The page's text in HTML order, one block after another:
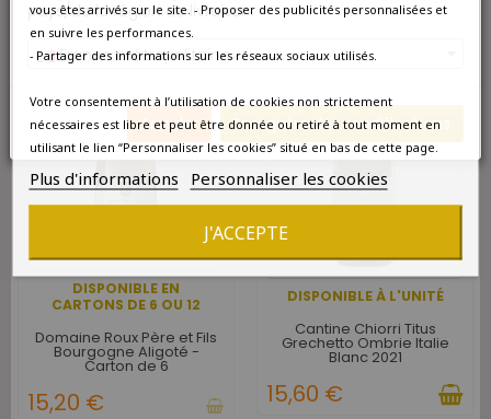
pays/de la région de livraison.
France métropolitaine
Annuler Enregistrer les modifications
DISPONIBLE EN
CARTONS DE 6 OU 12
favorite_border
Domaine Roux Père et Fils
Bourgogne Aligoté -
Carton de 6
15,20 €
DISPONIBLE À L'UNITÉ
favorite_border
Cantine Chiorri Titus
Grechetto Ombrie Italie
Blanc 2021
15,60 €
vous êtes arrivés sur le site. - Proposer des publicités personnalisées et
en suivre les performances.
- Partager des informations sur les réseaux sociaux utilisés.
Votre consentement à l’utilisation de cookies non strictement
nécessaires est libre et peut être donnée ou retiré à tout moment en
utilisant le lien “Personnaliser les cookies” situé en bas de cette page.
Plus d'informations Personnaliser les cookies
J'ACCEPTE